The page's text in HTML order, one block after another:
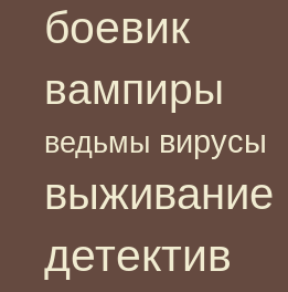
боевик
вампиры
ведьмы вирусы
выживание
детектив